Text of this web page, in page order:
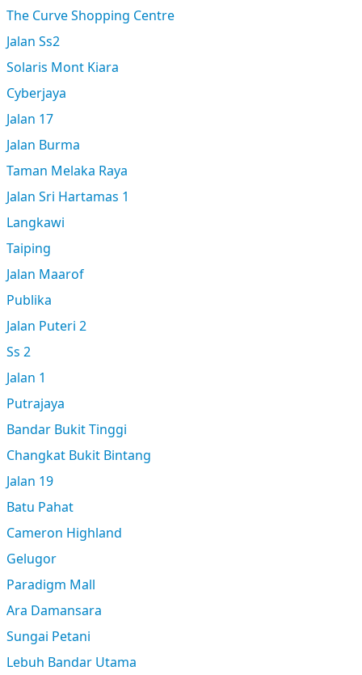
The Curve Shopping Centre
Jalan Ss2
Solaris Mont Kiara
Cyberjaya
Jalan 17
Jalan Burma
Taman Melaka Raya
Jalan Sri Hartamas 1
Langkawi
Taiping
Jalan Maarof
Publika
Jalan Puteri 2
Ss 2
Jalan 1
Putrajaya
Bandar Bukit Tinggi
Changkat Bukit Bintang
Jalan 19
Batu Pahat
Cameron Highland
Gelugor
Paradigm Mall
Ara Damansara
Sungai Petani
Lebuh Bandar Utama